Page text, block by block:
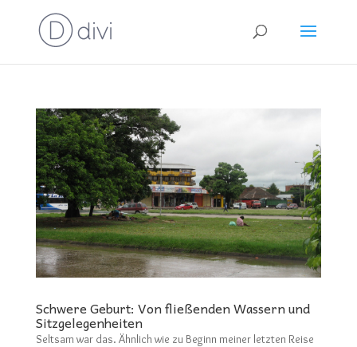
Schwere Geburt: Von fließenden Wassern und
Sitzgelegenheiten
Seltsam war das. Ähnlich wie zu Beginn meiner letzten Reise